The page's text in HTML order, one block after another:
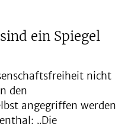
ein Spiegel
nicht
den
angegriffen werden
„Die